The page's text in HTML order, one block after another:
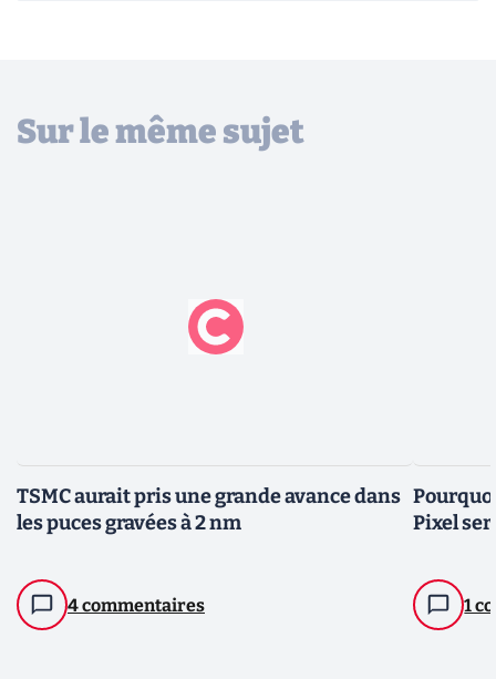
Sur le même sujet
TSMC aurait pris une grande avance dans
les puces gravées à 2 nm
4 commentaires
Pixel
1